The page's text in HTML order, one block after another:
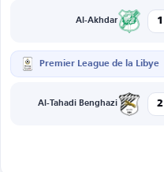
Al-Akhdar 1
Premier League de la Libye
Al-Tahadi Benghazi 2